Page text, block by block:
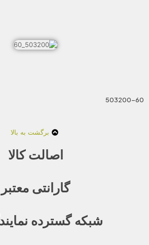
503200-60
برگشت به بالا
اصالت کالا
گارانتی معتبر
شبکه گسترده